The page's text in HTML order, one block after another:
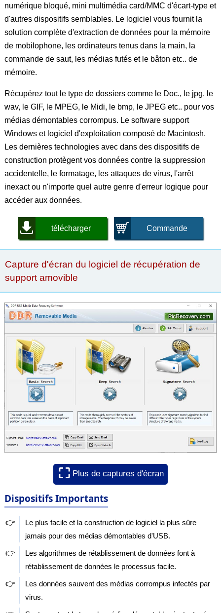
numérique bloqué, mini multimédia card/MMC d'écart-type et
d'autres dispositifs semblables. Le logiciel vous fournit la
solution complète d'extraction de données pour la mémoire
de mobilophone, les ordinateurs tenus dans la main, la
commande de saut, les médias futés et le bâton etc.. de
mémoire.
Récupérez tout le type de dossiers comme le Doc., le jpg, le
wav, le GIF, le MPEG, le Midi, le bmp, le JPEG etc.. pour vos
médias démontables corrompus. Le software support
Windows et logiciel d'exploitation composé de Macintosh.
Les dernières technologies avec dans des dispositifs de
construction protègent vos données contre la suppression
accidentelle, le formatage, les attaques de virus, l'arrêt
inexact ou n'importe quel autre genre d'erreur logique pour
accéder aux données.
télécharger Commande
Capture d'écran du logiciel de récupération de
support amovible
⛶ Plus de captures d'écran
Dispositifs Importants
👉
Le plus facile et la construction de logiciel la plus sûre
jamais pour des médias démontables d'USB.
👉
Les algorithmes de rétablissement de données font à
rétablissement de données le processus facile.
👉
Les données sauvent des médias corrompus infectés par
virus.